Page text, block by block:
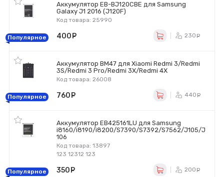
Аккумулятор EB-BJ120CBE для Samsung
Galaxy J1 2016 (J120F)
Код товара: 25990
Популярное 400 230
Аккумулятор BM47 для Xiaomi Redmi 3/Redmi
3S/Redmi 3 Pro/Redmi 3X/Redmi 4X
Код товара: 26008
Популярное 760 440
Аккумулятор EB425161LU для Samsung
i8160/i8190/i8200/S7390/S7392/S7562/J105/J
106
Код товара: 13897
123 12312 123
Популярное 350 200